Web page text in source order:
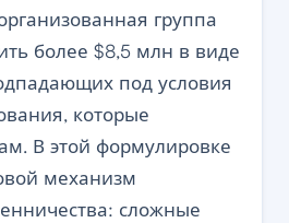
группа
более $8,5 млн в виде
под условия
которые
В этой формулировке
механизм
сложные